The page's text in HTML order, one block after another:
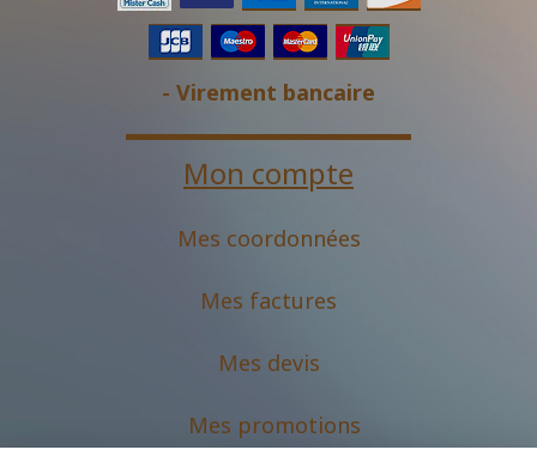
- Virement bancaire
Mon compte
Mes coordonnées
Mes factures
Mes devis
Mes promotions